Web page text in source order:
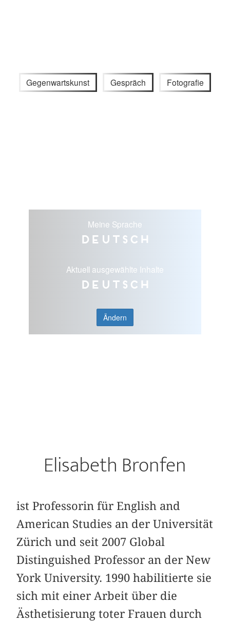
Gegenwartskunst Gespräch Fotografie
Meine Sprache
Deutsch
Aktuell ausgewählte Inhalte
Deutsch
Ändern
Elisabeth Bronfen
ist Professorin für English and
American Studies an der Universität
Zürich und seit 2007 Global
Distinguished Professor an der New
York University. 1990 habilitierte sie
sich mit einer Arbeit über die
Ästhetisierung toter Frauen durch